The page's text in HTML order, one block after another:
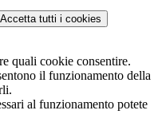
Accetta tutti i cookies
quali cookie consentire.
il funzionamento della
al funzionamento potete